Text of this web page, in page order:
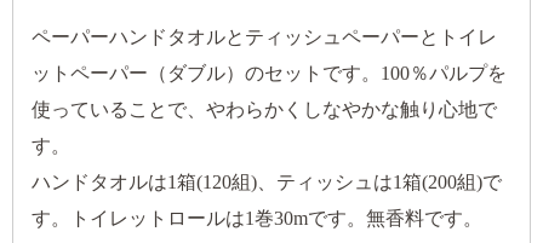
ペーパーハンドタオルとティッシュペーパーとトイレ
ットペーパー（ダブル）のセットです。100％パルプを
使っていることで、やわらかくしなやかな触り心地で
す。
ハンドタオルは1箱(120組)、ティッシュは1箱(200組)で
す。トイレットロールは1巻30mです。無香料です。